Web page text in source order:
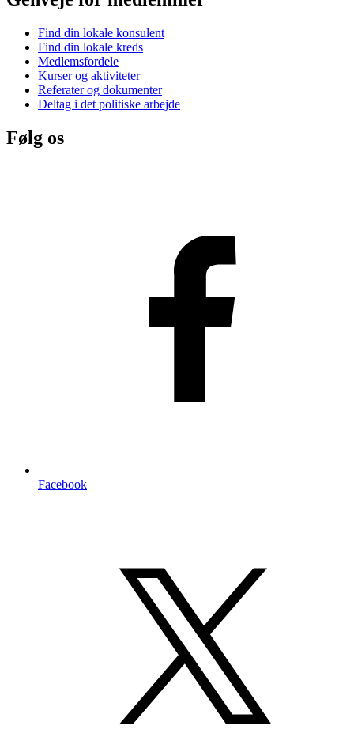
Find din lokale konsulent
Find din lokale kreds
Medlemsfordele
Kurser og aktiviteter
Referater og dokumenter
Deltag i det politiske arbejde
Følg os
Facebook